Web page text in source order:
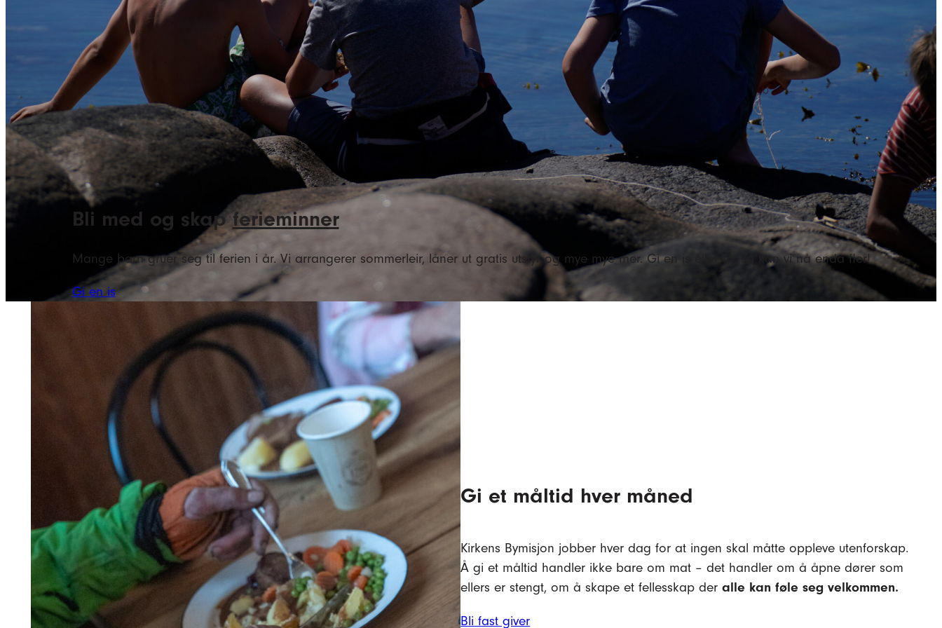
Bli med og skapferieminner
Mange barn gruer seg til ferien i år. Vi arrangerer sommerleir, låner ut gratis utstyr og mye mye mer. Gi en is eller to, så kan vi nå enda fler!
Gi en is
Gi et måltid hver måned
Kirkens Bymisjon jobber hver dag for at ingen skal måtte oppleve utenforskap.
Å gi et måltid handler ikke bare om mat – det handler om å åpne dører som
ellers er stengt, om å skape et fellesskap deralle kan føle seg velkommen.
Bli fast giver